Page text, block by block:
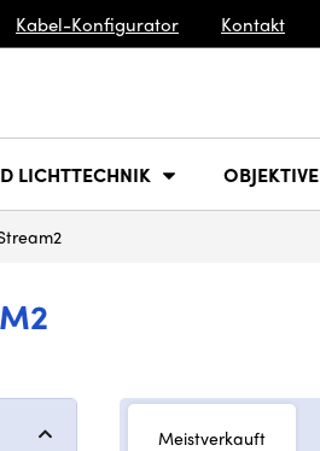
Kabel-Konfigurator Kontakt
LICHTTECHNIK OBJEKTIVE
Meistverkauft